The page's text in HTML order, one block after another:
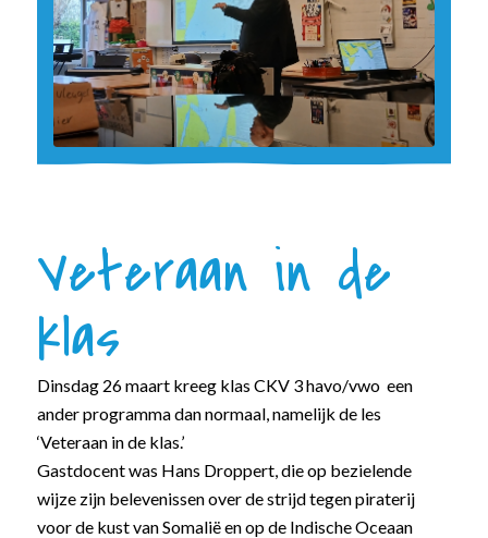
Veteraan in de
klas
Dinsdag 26 maart kreeg klas CKV 3 havo/vwo een
ander programma dan normaal, namelijk de les
‘Veteraan in de klas.’
Gastdocent was Hans Droppert, die op bezielende
wijze zijn belevenissen over de strijd tegen piraterij
voor de kust van Somalië en op de Indische Oceaan